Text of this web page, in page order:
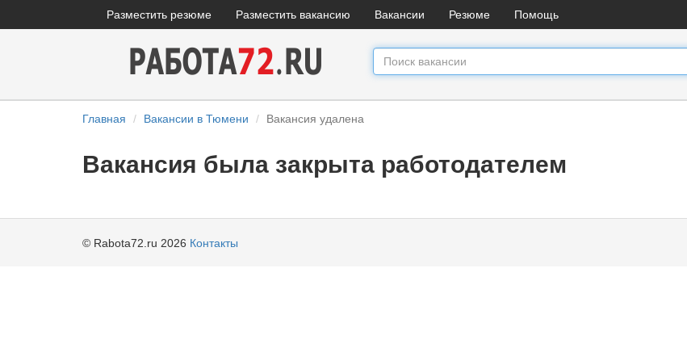
Разместить резюме Разместить вакансию Вакансии Резюме Помощь
Главная Вакансии в Тюмени Вакансия удалена
Вакансия была закрыта работодателем
© Rabota72.ru 2026 Контакты